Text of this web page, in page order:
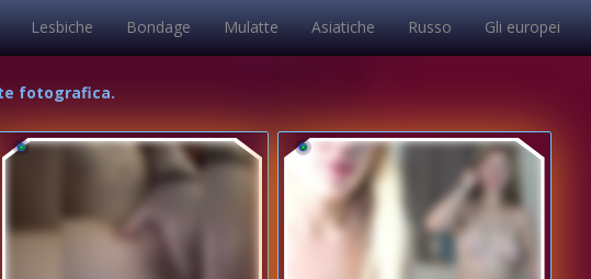
Lesbiche Bondage Mulatte Asiatiche Russo Gli europei
fotografica.